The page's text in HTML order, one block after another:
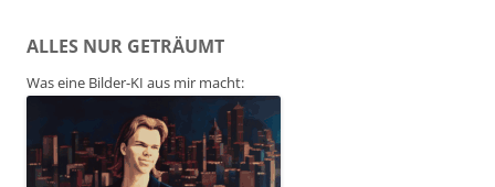
ALLES NUR GETRÄUMT
Was eine Bilder-KI aus mir macht: